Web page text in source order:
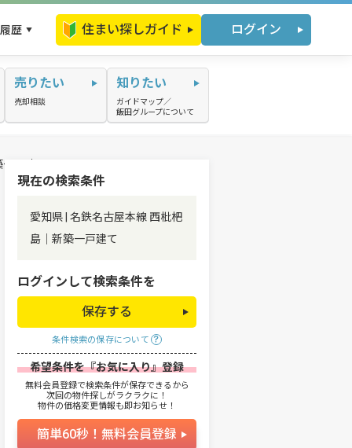
歴 住まい探しガイド ログイン
売りたい
売却相談
知りたい
ガイドマップ／
飯田グループについて
戸建て
現在の検索条件
愛知県 | 名鉄名古屋本線 西枇杷
島｜新築一戸建て
ログインして検索条件を
保存する
条件検索の保存について
希望条件を『お気に入り』登録
無料会員登録で検索条件が保存できるから
次回の物件探しがラクラクに！
物件の価格変更情報も即お知らせ！
簡単60秒！無料会員登録